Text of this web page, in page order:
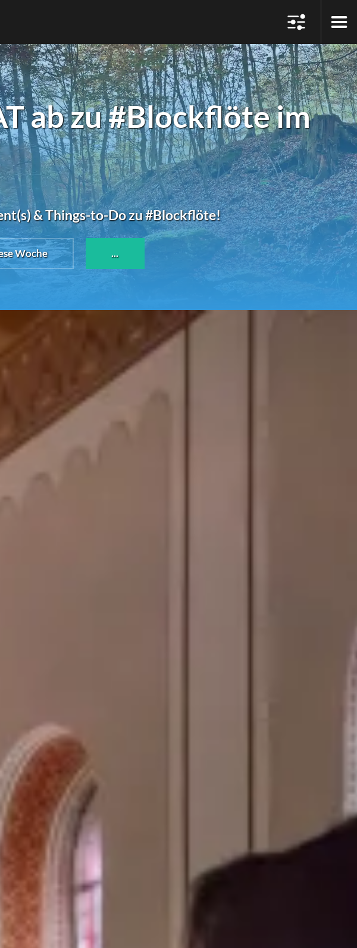
ab zu #Blockflöte im
& Things-to-Do zu #Blockflöte!
Woche ...